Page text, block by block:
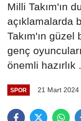
Milli Takım'ın
açıklamalarda
Takım'ın
genç
önemli hazırlık
SPOR 21 Mart 2024